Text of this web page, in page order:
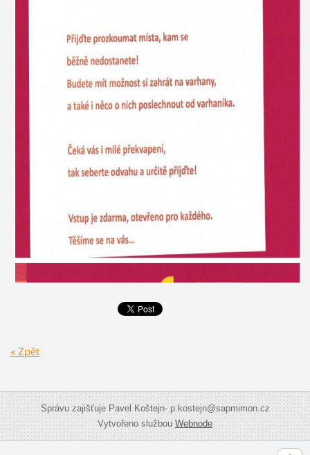
« Zpět
Správu zajišťuje Pavel Koštejn- p.kostejn@sapmimon.cz
Vytvořeno službouWebnode